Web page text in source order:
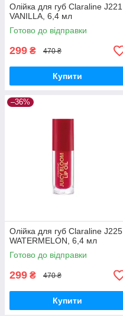
Олійка для губ Claraline J221
VANILLA, 6,4 мл
Готово до відправки
299 ₴ 470 ₴
Купити
–36%
Олійка для губ Claraline J225
WATERMELON, 6,4 мл
Готово до відправки
299 ₴ 470 ₴
Купити